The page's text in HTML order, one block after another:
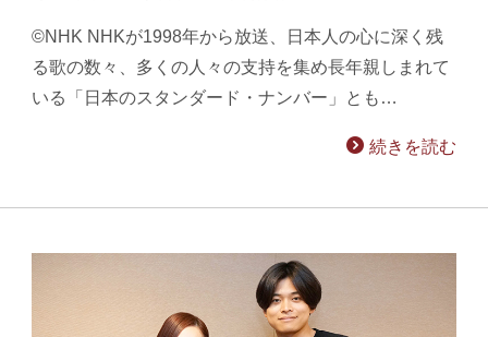
©NHK NHKが1998年から放送、日本人の心に深く残
る歌の数々、多くの人々の支持を集め長年親しまれて
いる「日本のスタンダード・ナンバー」とも…
続きを読む